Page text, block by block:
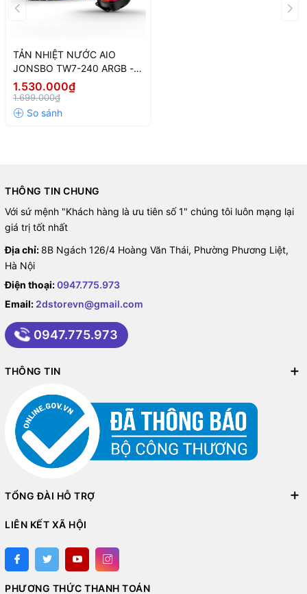
TẢN NHIỆT NƯỚC AIO
JONSBO TW7-240 ARGB -
BLACK
1.530.000₫
1.699.000₫
THÔNG TIN CHUNG
Với sứ mệnh "Khách hàng là ưu tiên số 1" chúng tôi luôn mạng lại
giá trị tốt nhất
Địa chỉ: 8B Ngách 126/4 Hoàng Văn Thái, Phường Phương Liệt,
Hà Nội
Điện thoại:0947.775.973
Email: 2dstorevn@gmail.com
0947.775.973
THÔNG TIN
TỔNG ĐÀI HỖ TRỢ
LIÊN KẾT XÃ HỘI
PHƯƠNG THỨC THANH TOÁN